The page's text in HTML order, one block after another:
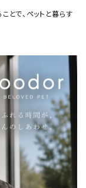
で、ペットと暮らす